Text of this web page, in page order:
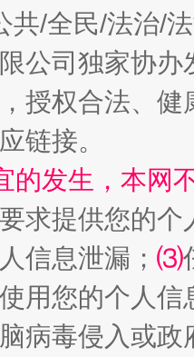
无期 从幼
共/全民/法治/
公司独家协
授权合法、
链接。
的发生，本网
求提供您的个
信息泄漏； ⑶
用您的个人
病毒侵入或